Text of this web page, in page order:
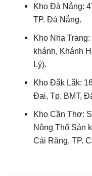
Kho Đà Nẵng:
TP. Đà Nẵng.
Kho Nha
khánh, Khánh
Lý).
Kho Đắk Lắk:
Đai, Tp. BMT,
Kho Cần Thơ:
Nông Thổ Sản
Cái Răng, TP.